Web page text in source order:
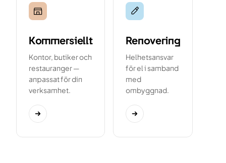
Kommersiellt
Kontor, butiker och
restauranger —
anpassat för din
verksamhet.
Renovering
Helhetsansvar
för el i samband
med
ombyggnad.